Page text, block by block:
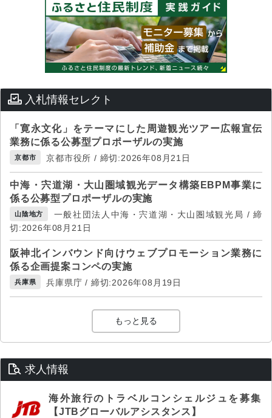
入札情報セレクト
「寛永文化」をテーマにした周遊観光ツアー広報宣伝
業務に係る公募型プロポーザルの実施
京都市 京都市役所 / 締切:2026年08月21日
中海・宍道湖・大山圏域観光データ構築EBPM事業に
係る公募型プロポーザルの実施
山陰地方
一般社団法人中海・宍道湖・大山圏域観光局 / 締
切:2026年08月21日
阪神北インバウンド向けウェブプロモーション業務に
係る企画提案コンペの実施
兵庫県 兵庫県庁 / 締切:2026年08月19日
もっと見る
求人情報
海外旅行のトラベルコンシェルジュを募集
【JTBグローバルアシスタンス】